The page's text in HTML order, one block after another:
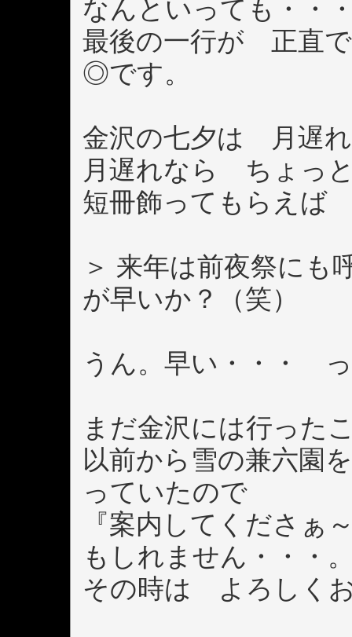
なんといっても・・
最後の一行が 正直
◎です。
金沢の七夕は 月遅
月遅れなら ちょっ
短冊飾ってもらえば
＞ 来年は前夜祭にも
が早いか？（笑）
うん。早い・・・
まだ金沢には行った
以前から雪の兼六園
っていたので
『案内してくださぁ
もしれません・・・
その時は よろしく